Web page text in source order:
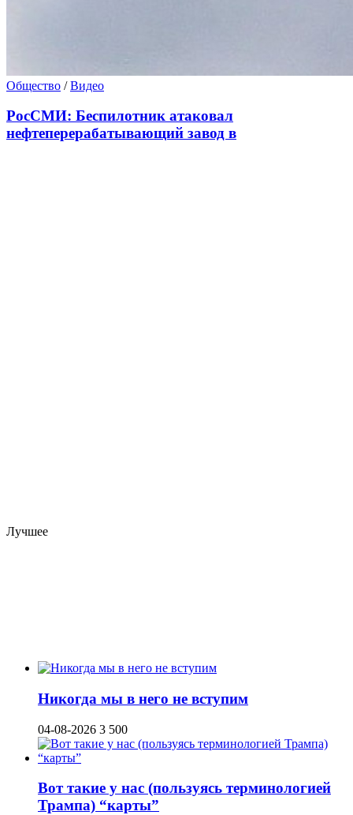
Общество /Видео
РосСМИ: Беспилотник атаковал
нефтеперерабатывающий завод в
Лучшее
Никогда мы в него не вступим
04-08-2026 3 500
Вот такие у нас (пользуясь терминологией
Трампа) “карты”